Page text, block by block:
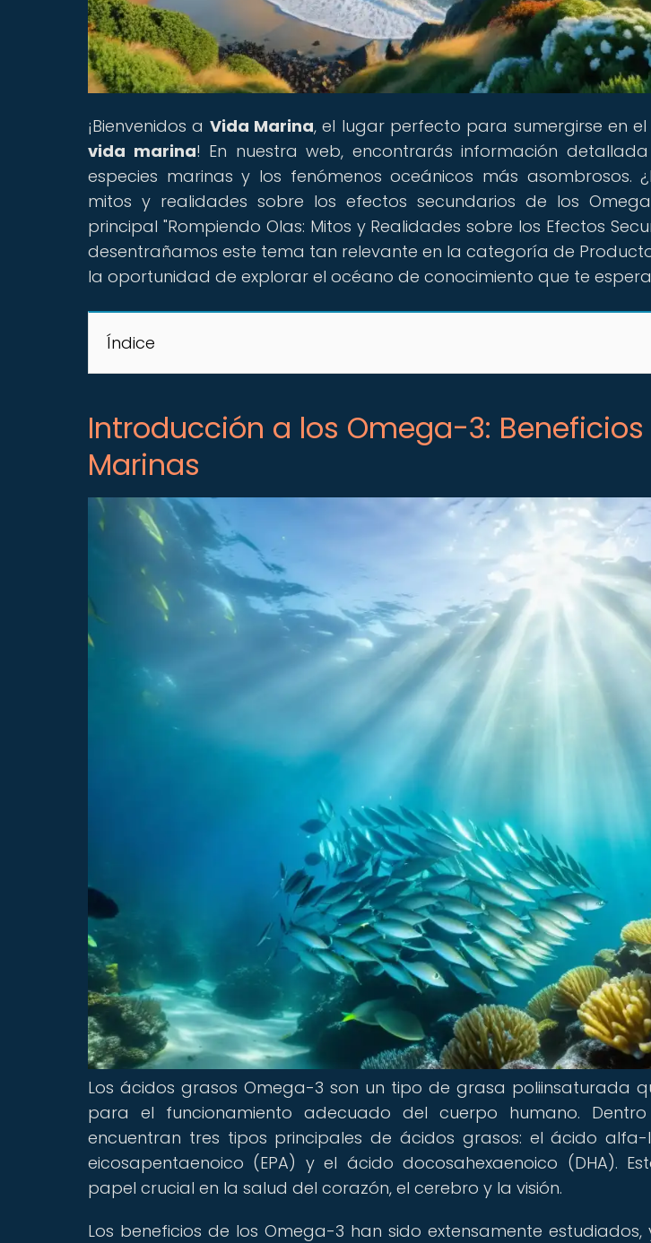
¡Bienvenidos a Vida Marina, el lugar perfecto para sumergirse en
vida marina! En nuestra web, encontrarás información
especies marinas y los fenómenos oceánicos más asombrosos.
mitos y realidades sobre los efectos secundarios de los
principal "Rompiendo Olas: Mitos y Realidades sobre los Efectos
desentrañamos este tema tan relevante en la categoría de
la oportunidad de explorar el océano de conocimiento que te
Índice
Introducción a los Omega-3: Beneficios
Marinas
Los ácidos grasos Omega-3 son un tipo de grasa poliinsaturada
para el funcionamiento adecuado del cuerpo humano.
encuentran tres tipos principales de ácidos grasos: el ácido alfa-
eicosapentaenoico (EPA) y el ácido docosahexaenoico (DHA).
papel crucial en la salud del corazón, el cerebro y la visión.
Los beneficios de los Omega-3 han sido extensamente